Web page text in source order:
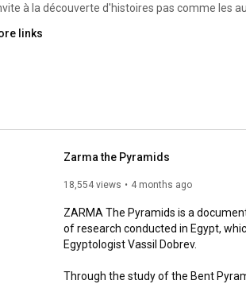
à la découverte d'histoires pas comme les
links
Zarma the Pyramids
18,554 views 4 months ago
ZARMA The Pyramids is a
of research conducted in Egypt,
Egyptologist Vassil Dobrev.
Through the study of the Bent